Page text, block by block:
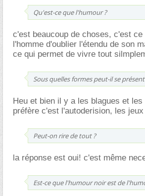
Qu'est-ce que l'humour ?
c'est beaucoup de choses, c'est ce
l'homme d'oublier l'étendu de son
ce qui permet de vivre tout
Sous quelles formes peut-il se
Heu et bien il y a les blagues et
préfère c'est l'autoderision, les
Peut-on rire de tout ?
la réponse est oui! c'est même
Est-ce que l'humour noir est de